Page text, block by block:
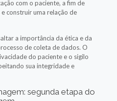
com o paciente, a fim de
construir uma relação de
a importância da ética e da
de coleta de dados. O
do paciente e o sigilo
sua integridade e
segunda etapa do